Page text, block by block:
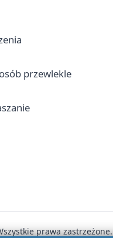
przewlekle
prawa zastrzeżone.